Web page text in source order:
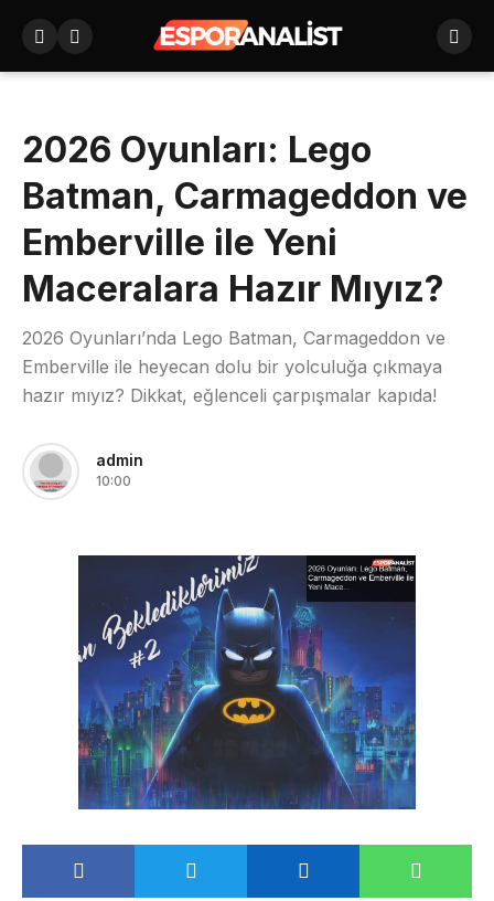
2026 Oyunları: Lego
Batman, Carmageddon ve
Emberville ile Yeni
Maceralara Hazır Mıyız?
2026 Oyunları’nda Lego Batman, Carmageddon ve
Emberville ile heyecan dolu bir yolculuğa çıkmaya
hazır mıyız? Dikkat, eğlenceli çarpışmalar kapıda!
admin
10:00